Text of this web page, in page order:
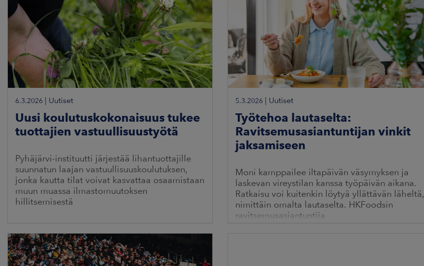
6.3.2026 | Uutiset
Uusi koulutuskokonaisuus tukee
tuottajien vastuullisuustyötä
Pyhäjärvi-instituutti järjestää lihantuottajille
suunnatun laajan vastuullisuuskoulutuksen,
jonka kautta tilat voivat kasvattaa osaamistaan
muun muassa ilmastomuutoksen
hillitsemisestä
5.3.2026 | Uutiset
Työtehoa lautaselta:
Ravitsemusasiantuntijan vinkit
jaksamiseen
Moni kamppailee iltapäivän väsymyksen ja
laskevan vireystilan kanssa työpäivän aikana.
Ratkaisu voi kuitenkin löytyä yllättävän läheltä,
nimittäin omalta lautaselta. HKFoodsin
ravitsemusasiantuntija